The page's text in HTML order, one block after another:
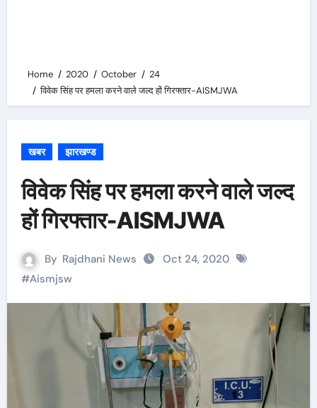
Home 2020 October
24
विवेक सिंह पर हमला करने वाले जल्द हों गिरफ्तार-AISMJWA
खबर झारखण्ड
विवेक सिंह पर हमला करने वाले जल्द
हों गिरफ्तार-AISMJWA
By Rajdhani News
Oct 24, 2020
#Aismjsw